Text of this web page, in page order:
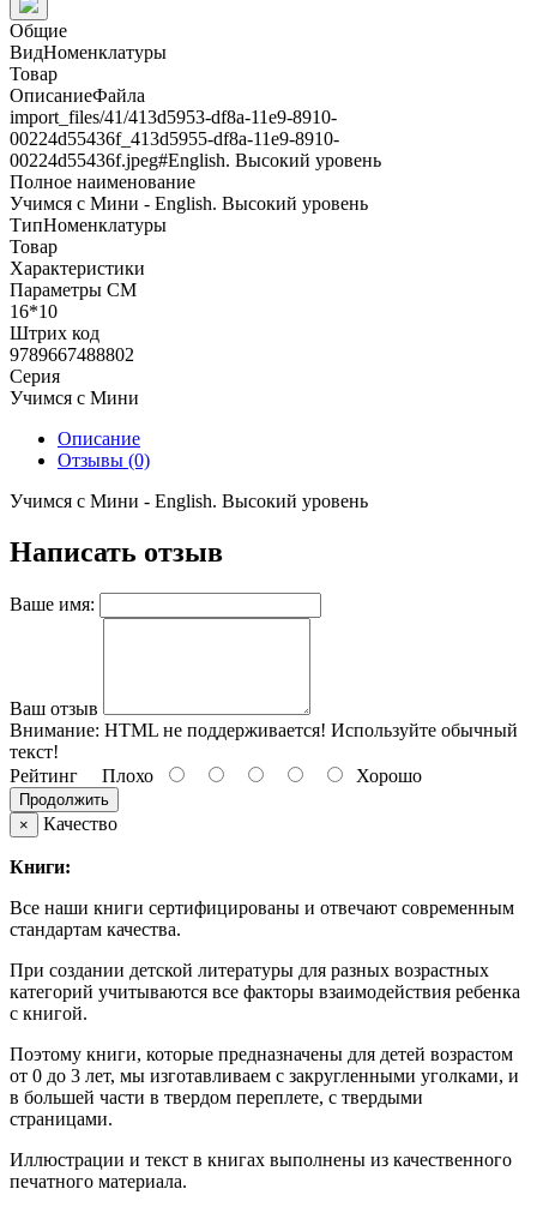
Общие
ВидНоменклатуры
Товар
ОписаниеФайла
import_files/41/413d5953-df8a-11e9-8910-
00224d55436f_413d5955-df8a-11e9-8910-
00224d55436f.jpeg#English. Высокий уровень
Полное наименование
Учимся с Мини - English. Высокий уровень
ТипНоменклатуры
Товар
Характеристики
Параметры СМ
16*10
Штрих код
9789667488802
Серия
Учимся с Мини
Описание
Отзывы (0)
Учимся с Мини - English. Высокий уровень
Написать отзыв
Ваше имя:
Ваш отзыв
Внимание: HTML не поддерживается! Используйте обычный
текст!
Рейтинг Плохо Хорошо
Продолжить
×
Качество
Книги:
Все наши книги сертифицированы и отвечают современным
стандартам качества.
При создании детской литературы для разных возрастных
категорий учитываются все факторы взаимодействия ребенка
с книгой.
Поэтому книги, которые предназначены для детей возрастом
от 0 до 3 лет, мы изготавливаем с закругленными уголками, и
в большей части в твердом переплете, с твердыми
страницами.
Иллюстрации и текст в книгах выполнены из качественного
печатного материала.